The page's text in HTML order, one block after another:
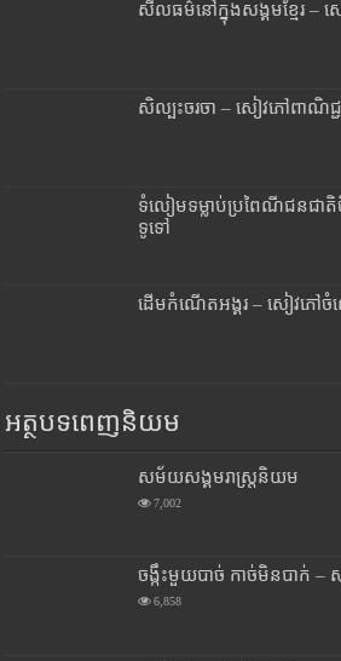
សីលធម៌នៅក្នុងសង្គមខ្មែរ –
សិល្បះចរចា – សៀវភៅពាណិជ្ជ
ទំលៀមទម្លាប់ប្រពៃណីជនជា
ទូទៅ
ដើមកំណើតអង្គរ – សៀវភៅ
អត្ថបទពេញនិយម
សម័យសង្គមរាស្រ្តនិយម
7,002
ចង្កឹះមួយបាច់ កាច់មិនបាក់ –
6,858